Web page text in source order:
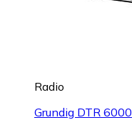
Radio
Grundig DTR 6000